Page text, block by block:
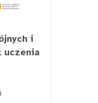
i
uczenia